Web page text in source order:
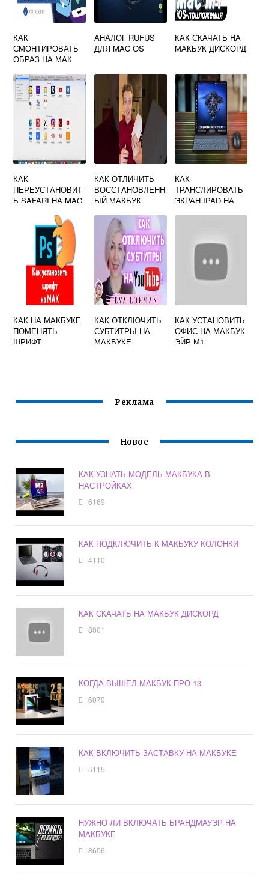
КАК
СМОНТИРОВАТЬ
ОБРАЗ НА МАК
АНАЛОГ RUFUS
ДЛЯ MAC OS
КАК СКАЧАТЬ НА
МАКБУК ДИСКОРД
КАК
ПЕРЕУСТАНОВИТ
Ь SAFARI НА MAC
КАК ОТЛИЧИТЬ
ВОССТАНОВЛЕНН
ЫЙ МАКБУК
КАК
ТРАНСЛИРОВАТЬ
ЭКРАН IPAD НА
КАК НА МАКБУКЕ
ПОМЕНЯТЬ
ШРИФТ
КАК ОТКЛЮЧИТЬ
СУБТИТРЫ НА
МАКБУКЕ
КАК УСТАНОВИТЬ
ОФИС НА МАКБУК
ЭЙР М1
Реклама
Новое
КАК УЗНАТЬ МОДЕЛЬ МАКБУКА В
НАСТРОЙКАХ
6169
КАК ПОДКЛЮЧИТЬ К МАКБУКУ КОЛОНКИ
4110
КАК СКАЧАТЬ НА МАКБУК ДИСКОРД
8001
КОГДА ВЫШЕЛ МАКБУК ПРО 13
6070
КАК ВКЛЮЧИТЬ ЗАСТАВКУ НА МАКБУКЕ
5115
НУЖНО ЛИ ВКЛЮЧАТЬ БРАНДМАУЭР НА
МАКБУКЕ
8606